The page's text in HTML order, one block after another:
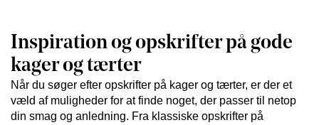
Inspiration og opskrifter på gode
kager og tærter
Når du søger efter opskrifter på kager og tærter, er der et
væld af muligheder for at finde noget, der passer til netop
din smag og anledning. Fra klassiske opskrifter på